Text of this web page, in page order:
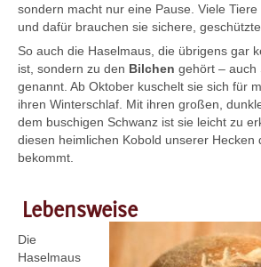
sondern macht nur eine Pause. Viele Tiere
und dafür brauchen sie sichere, geschützte
So auch die Haselmaus, die übrigens gar
ist, sondern zu den Bilchen gehört – auch
genannt. Ab Oktober kuschelt sie sich für
ihren Winterschlaf. Mit ihren großen,
dem buschigen Schwanz ist sie leicht zu
diesen heimlichen Kobold unserer Hecken
bekommt.
Lebensweise
Die
Haselmaus